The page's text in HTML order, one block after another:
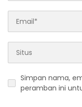
Simpan nama,
peramban ini